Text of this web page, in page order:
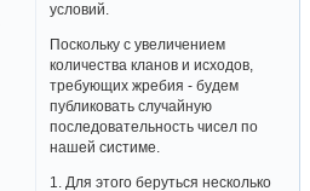
условий.
Поскольку с увеличением
количества кланов и исходов,
требующих жребия - будем
публиковать случайную
последовательность чисел по
нашей систиме.
1. Для этого беруться несколько